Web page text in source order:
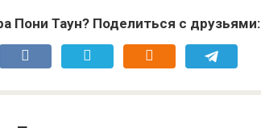
Пони Таун? Поделиться с друзьями: